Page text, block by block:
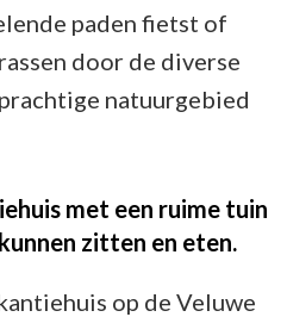
paden fietst of
door de diverse
natuurgebied
met een ruime tuin
zitten en eten.
op de Veluwe